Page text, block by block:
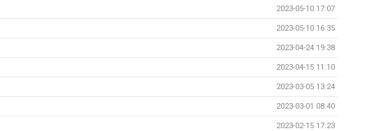
2023-05-10 17:07
2023-05-10 16:35
2023-04-24 19:38
2023-04-15 11:10
2023-03-05 13:24
2023-03-01 08:40
2023-02-15 17:23